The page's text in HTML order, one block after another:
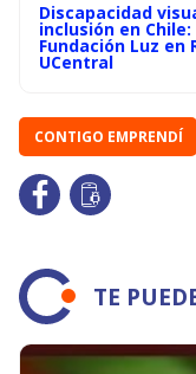
Discapacidad
inclusión en Chile:
Fundación Luz en
UCentral
CONTIGO EMPRENDÍ
TE